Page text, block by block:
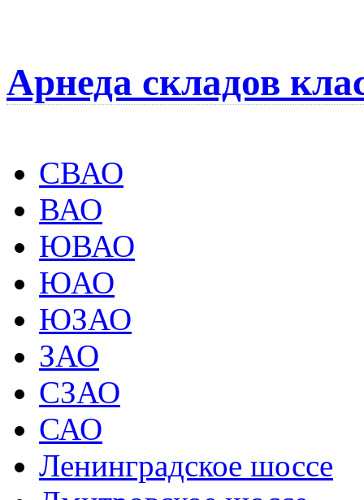
Арнеда складов
СВАО
ВАО
ЮВАО
ЮАО
ЮЗАО
ЗАО
СЗАО
САО
Ленинградское шоссе